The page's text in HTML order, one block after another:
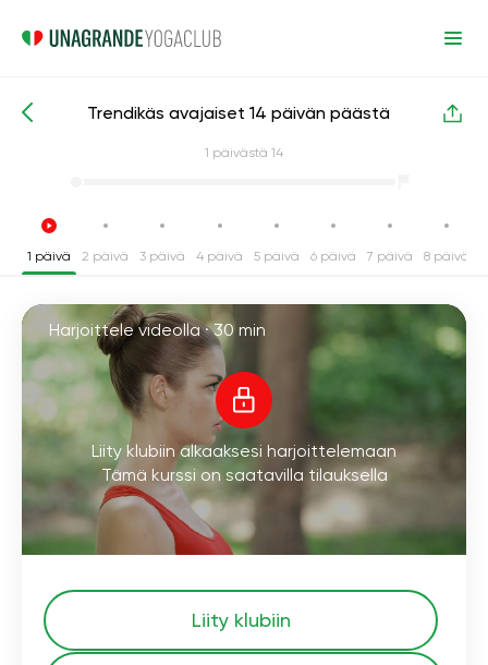
Intensiiviset joogakurssit Nivelet
Trendikäs avajaiset 14 päivän päästä
1 päivästä 14
1 päivä 2 päivä 3 päivä 4 päivä 5 päivä 6 päivä 7 päivä 8 päivä
Harjoittele videolla ·30 min
Liity klubiin alkaaksesi harjoittelemaan
Tämä kurssi on saatavilla tilauksella
Liity klubiin